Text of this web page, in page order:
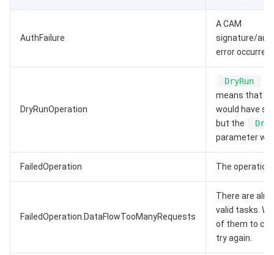
AuthFailure
A CAM
signature/
error occurred.
DryRunOperation
DryRun
means that
would have
but the
parameter
FailedOperation The operation
FailedOperation.DataFlowTooManyRequests
There are
valid tasks.
of them to
try again.